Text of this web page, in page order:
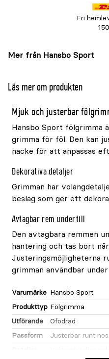
Fri
Mer från Hansbo Sport
Läs mer om produkten
Mjuk och justerbar
Hansbo Sport fölgrimma
grimma för föl. Den kan
nacke för att anpassas
Dekorativa detaljer
Grimman har
beslag som ger ett
Avtagbar rem undertill
Den avtagbara remmen
hantering och tas bort
Justeringsmöjligheterna
grimman användbar
Varumärke Hansbo Sport
Produkttyp Fölgrimma
Utförande
Ofodrad
Passform
Justerbar runt